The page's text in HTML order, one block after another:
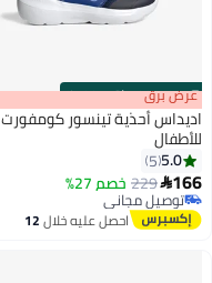
00m:00s
·باقي 100% عرض برق
اديداس أحذية تينسور كومفورت
للأطفال
5.0
5
166
229 خصم 27%
توصيل مجاني
توصيل مجانياحصل عليه خلال12